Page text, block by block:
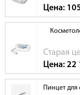
Цена:
Cтарая
Цена: 22
Пинцет